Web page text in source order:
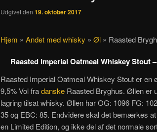
Udgivet den 19. oktober 2017
Hjem » Andet med whisky » Øl » Raasted
Raasted Imperial Oatmeal Whiskey Stout
Raasted Imperial Oatmeal Whiskey Stout er en
9,5% Vol fradanske Raasted Bryghus. Øllen er
lagring tilsat whisky. Øllen har OG: 1096 FG:
35 og EBC: 85. Endvidere skal det bemærkes
en Limited Edition, og ikke del af det normale